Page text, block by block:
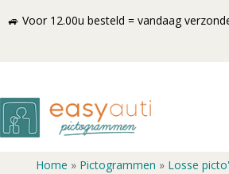
🚙 Voor 12.00u besteld = vandaag
Home » Pictogrammen » Losse